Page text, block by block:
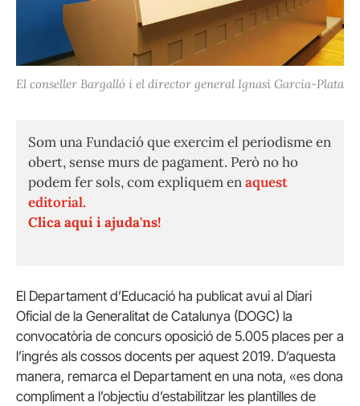
El conseller Bargalló i el director general Ignasi Garcia-Plata
Som una Fundació que exercim el periodisme en
obert, sense murs de pagament. Però no ho
podem fer sols, com expliquem enaquest
editorial.
Clica aquí i ajuda'ns!
El Departament d’Educació ha publicat avui al Diari
Oficial de la Generalitat de Catalunya (DOGC) la
convocatòria de concurs oposició de 5.005 places per a
l’ingrés als cossos docents per aquest 2019. D’aquesta
manera, remarca el Departament en una nota, «es dona
compliment a l’objectiu d’estabilitzar les plantilles de